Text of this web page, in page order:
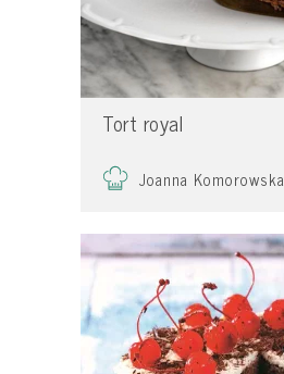
Tort royal
Joanna Komorowska